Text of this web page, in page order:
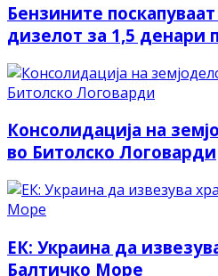
Бензините
дизелот за 1,5 денари
Консолидација на
во Битолско Логоварди
ЕК: Украина да
Балтичко Море